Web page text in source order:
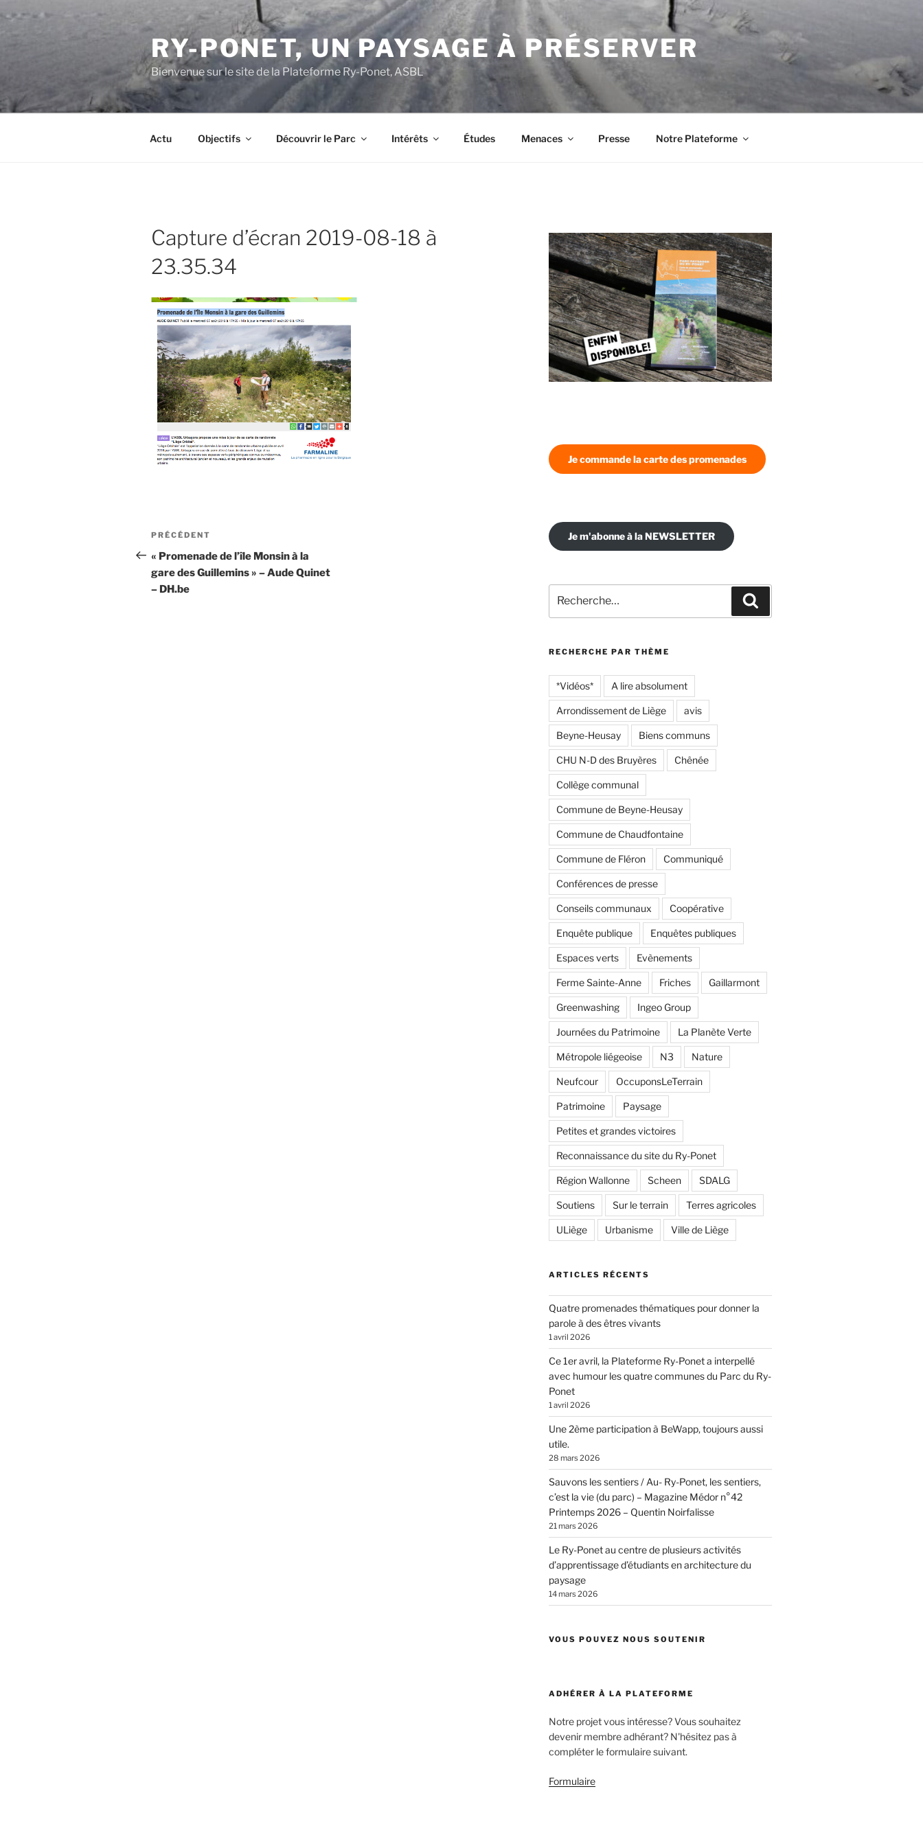
au
RY-PONET, UN PAYSAGE À PRÉSERVER
Bienvenue sur le site de la Plateforme Ry-Ponet, ASBL
Actu Objectifs Découvrir le Parc Intérêts Études Menaces Presse Notre Plateforme
Capture d’écran 2019-08-18 à
23.35.34
Navigation
de
l’article
Article
précédent
PRÉCÉDENT
« Promenade de l’île Monsin à la
gare des Guillemins » – Aude Quinet
– DH.be
Je commande la carte des promenades
Je m'abonne à la NEWSLETTER
pour
:
RECHERCHE PAR THÈME
*Vidéos* A lire absolument
Arrondissement de Liège avis
Beyne-Heusay Biens communs
CHU N-D des Bruyères Chênée
Collège communal
Commune de Beyne-Heusay
Commune de Chaudfontaine
Commune de Fléron Communiqué
Conférences de presse
Conseils communaux Coopérative
Enquête publique Enquêtes publiques
Espaces verts Evènements
Ferme Sainte-Anne Friches Gaillarmont
Greenwashing Ingeo Group
Journées du Patrimoine La Planète Verte
Métropole liégeoise N3 Nature
Neufcour OccuponsLeTerrain
Patrimoine Paysage
Petites et grandes victoires
Reconnaissance du site du Ry-Ponet
Région Wallonne Scheen SDALG
Soutiens Sur le terrain Terres agricoles
ULiège Urbanisme Ville de Liège
ARTICLES RÉCENTS
Quatre promenades thématiques pour donner la
parole à des êtres vivants
1 avril 2026
Ce 1er avril, la Plateforme Ry-Ponet a interpellé
avec humour les quatre communes du Parc du Ry-
Ponet
1 avril 2026
Une 2ème participation à BeWapp, toujours aussi
utile.
28 mars 2026
Sauvons les sentiers / Au- Ry-Ponet, les sentiers,
c’est la vie (du parc) – Magazine Médor n°42
Printemps 2026 – Quentin Noirfalisse
21 mars 2026
Le Ry-Ponet au centre de plusieurs activités
d’apprentissage d’étudiants en architecture du
paysage
14 mars 2026
VOUS POUVEZ NOUS SOUTENIR
ADHÉRER À LA PLATEFORME
Notre projet vous intéresse? Vous souhaitez
devenir membre adhérant? N'hésitez pas à
compléter le formulaire suivant.
Formulaire